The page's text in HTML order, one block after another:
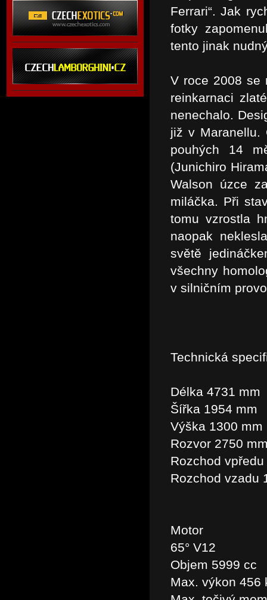
Ferrari“. Jak
fotky
tento jinak
V roce 2008 se
reinkarnaci
nenechalo.
již v Maranellu.
pouhých 14
(Junichiro
Walson úzce
miláčka. Při
tomu vzrostla
naopak
světě
všechny
v silničním
Technická
Délka 4731 mm
Šířka 1954 mm
Výška 1300 mm
Rozvor 2750
Rozchod
Rozchod vzadu
Motor
65° V12
Objem 5999 cc
Max. výkon 456